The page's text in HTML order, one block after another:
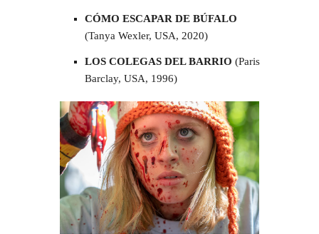
CÓMO ESCAPAR DE BÚFALO
(Tanya Wexler, USA, 2020)
LOS COLEGAS DEL BARRIO (Paris
Barclay, USA, 1996)